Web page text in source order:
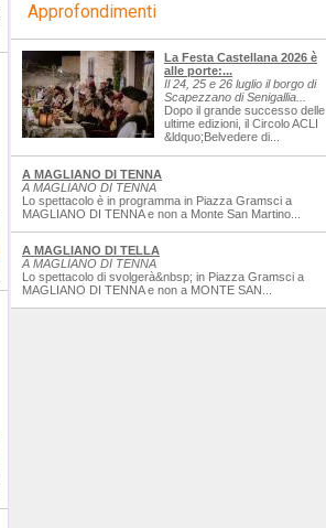
Approfondimenti
La Festa Castellana 2026 è
alle porte:...
Il 24, 25 e 26 luglio il borgo di
Scapezzano di Senigallia...
Dopo il grande successo delle
ultime edizioni, il Circolo ACLI
&ldquo;Belvedere di...
A MAGLIANO DI TENNA
A MAGLIANO DI TENNA
Lo spettacolo è in programma in Piazza Gramsci a
MAGLIANO DI TENNA e non a Monte San Martino...
A MAGLIANO DI TELLA
A MAGLIANO DI TENNA
Lo spettacolo di svolgerà&nbsp; in Piazza Gramsci a
MAGLIANO DI TENNA e non a MONTE SAN...